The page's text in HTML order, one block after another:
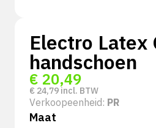
Electro Latex
handschoen
€ 20,49
€ 24,79 incl. BTW
Verkoopeenheid: PR
Maat